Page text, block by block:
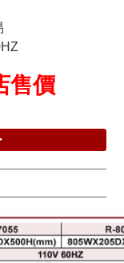
售價